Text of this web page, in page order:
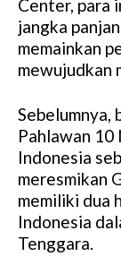
Center, para
jangka
memainkan
mewujudkan
Pahlawan 10
Indonesia
meresmikan
memiliki dua
Indonesia
Tenggara.